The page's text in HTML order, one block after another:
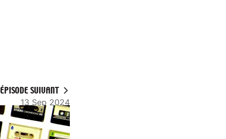
ÉPISODE SUIVANT
13 Sep 2024